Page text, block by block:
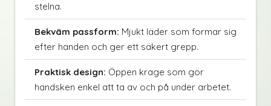
stelna.
Bekväm passform: Mjukt läder som formar sig
efter handen och ger ett säkert grepp.
Praktisk design: Öppen krage som gör
handsken enkel att ta av och på under arbetet.